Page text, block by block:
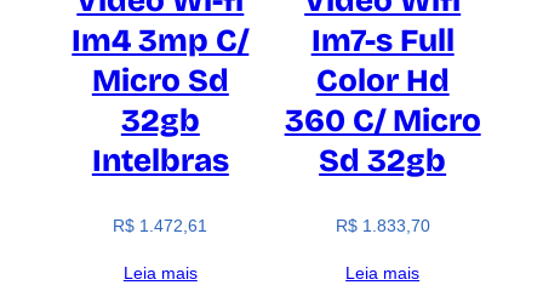
Im4 3mp C/
Micro Sd
32gb
Intelbras
R$ 1.472,61
Leia mais
Im7-s Full
Color Hd
360 C/ Micro
Sd 32gb
R$1.833,70
Leia mais